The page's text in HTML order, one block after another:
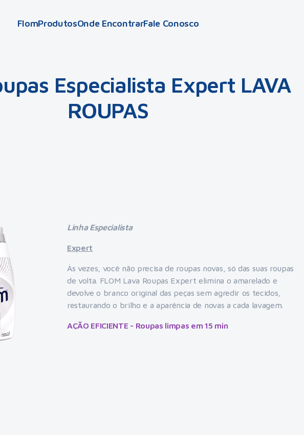
FlomProdutosOnde EncontrarFale Conosco
Especialista Expert LAVA
ROUPAS
Linha Especialista
Expert
Às vezes, você não precisa de roupas novas, só das suas roupas
de volta. FLOM Lava Roupas Expert elimina o amarelado e
devolve o branco original das peças sem agredir os tecidos,
restaurando o brilho e a aparência de novas a cada lavagem.
AÇÃO EFICIENTE - Roupas limpas em 15 min